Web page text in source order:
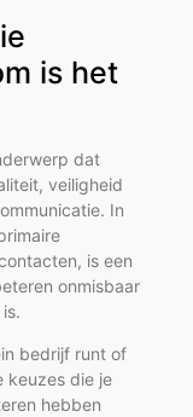
is het
dat
veiligheid
In
is een
onmisbaar
bedrijf runt of
keuzes die je
hebben